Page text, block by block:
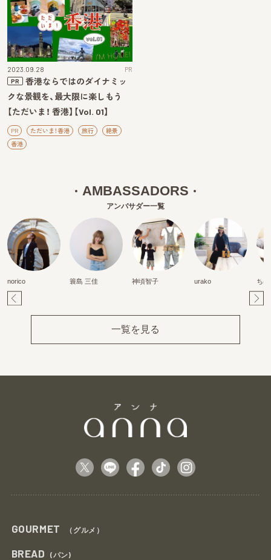
2023.09.28 PR
PR
香港ならではのダイナミッ
クな景観を、最大限に楽しもう
【ただいま！ 香港】【Vol. 01】
PR ただいま！香港 旅行
絶景
香港
AMBASSADORS
アンバサダー一覧
norico 簑島 三佳 神頃智子 urako ちは
一覧を見る
GOURMET （グルメ）
BREAD (パン)